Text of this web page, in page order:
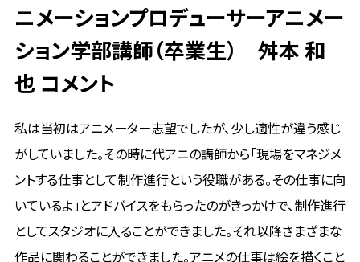
ニメーションプロデューサーアニメー
ション学部講師（卒業生） 舛本 和
也 コメント
私は当初はアニメーター志望でしたが、少し適性が違う感じ
がしていました。その時に代アニの講師から「現場をマネジメ
ントする仕事として制作進行という役職がある。その仕事に向
いているよ」とアドバイスをもらったのがきっかけで、制作進行
としてスタジオに入ることができました。それ以降さまざまな
作品に関わることができました。アニメの仕事は絵を描くこと